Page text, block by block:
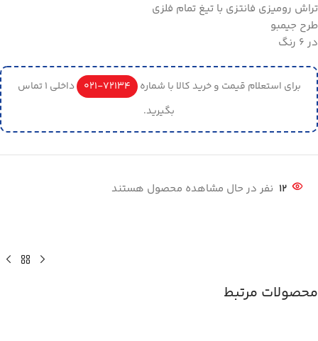
تراش رومیزی فانتزی با تیغ تمام فلزی
طرح جیمبو
در 6 رنگ
برای استعلام قیمت و خرید کالا با شماره 72134-021
داخلی 1 تماس
بگیرید.
12 نفر در حال مشاهده محصول هستند
محصولات مرتبط